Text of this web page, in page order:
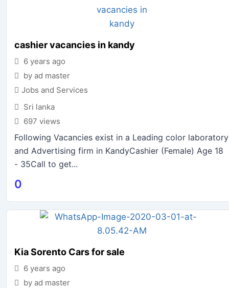
cashier vacancies in kandy
6 years ago
by ad master
Jobs and Services
Sri lanka
697 views
Following Vacancies exist in a Leading color laboratory
and Advertising firm in KandyCashier (Female) Age 18
- 35Call to get...
0
Kia Sorento Cars for sale
6 years ago
by ad master